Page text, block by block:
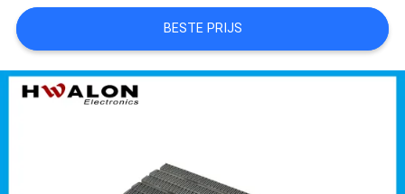
SITEMAP
PRIVACYBELEID
BESTE PRIJS